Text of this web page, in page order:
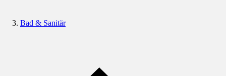
Bad & Sanitär